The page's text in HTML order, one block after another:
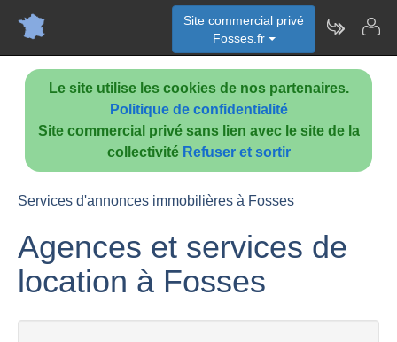
Le site utilise les cookies de nos partenaires.
Politique de confidentialité
Site commercial privé sans lien avec le site de la
collectivité Refuser et sortir
Site commercial privé
Fosses.fr
Services d'annonces immobilières à Fosses
Agences et services de
location à Fosses